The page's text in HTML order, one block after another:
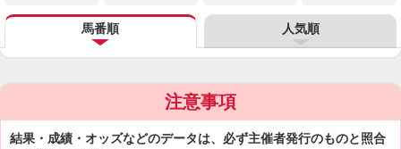
馬番順 人気順
注意事項
結果・成績・オッズなどのデータは、必ず主催者発行のものと照合